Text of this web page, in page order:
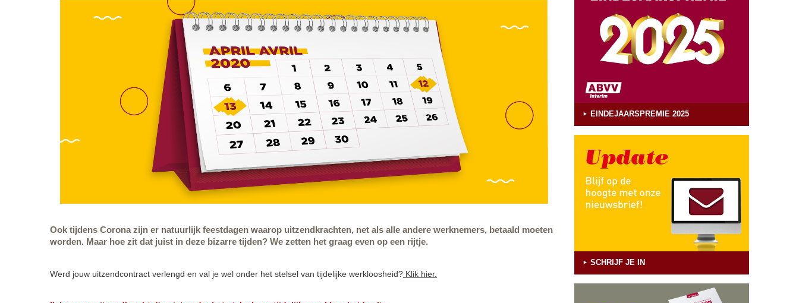
Ook tijdens Corona zijn er natuurlijk feestdagen waarop uitzendkrachten, net als alle andere werknemers, betaald moeten
worden. Maar hoe zit dat juist in deze bizarre tijden? We zetten het graag even op een rijtje.
Werd jouw uitzendcontract verlengd en val je wel onder het stelsel van tijdelijke werkloosheid? Klik hier.
EINDEJAARSPREMIE 2025
SCHRIJF JE IN